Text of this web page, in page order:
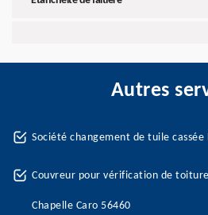
Autres
Société changement de tuile cassée
Couvreur pour vérification de
Chapelle Caro 56460